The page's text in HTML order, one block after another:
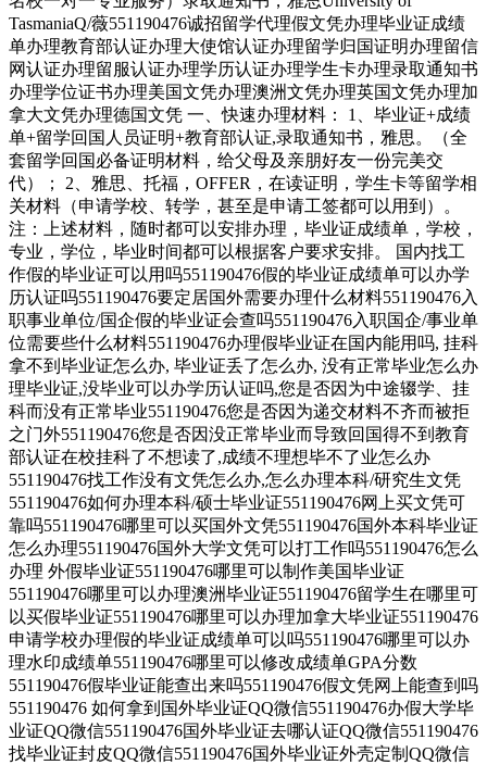
TasmaniaQ/薇551190476诚招留学代理假文凭办理毕业证成绩
单办理教育部认证办理大使馆认证办理留学归国证明办理留信
网认证办理留服认证办理学历认证办理学生卡办理录取通知书
办理学位证书办理美国文凭办理澳洲文凭办理英国文凭办理加
拿大文凭办理德国文凭 一、快速办理材料： 1、毕业证+成绩
单+留学回国人员证明+教育部认证,录取通知书，雅思。（全
套留学回国必备证明材料，给父母及亲朋好友一份完美交
代）； 2、雅思、托福，OFFER，在读证明，学生卡等留学相
关材料（申请学校、转学，甚至是申请工签都可以用到）。
注：上述材料，随时都可以安排办理，毕业证成绩单，学校，
专业，学位，毕业时间都可以根据客户要求安排。 国内找工
作假的毕业证可以用吗551190476假的毕业证成绩单可以办学
历认证吗551190476要定居国外需要办理什么材料551190476入
职事业单位/国企假的毕业证会查吗551190476入职国企/事业单
位需要些什么材料551190476办理假毕业证在国内能用吗, 挂科
拿不到毕业证怎么办, 毕业证丢了怎么办, 没有正常毕业怎么办
理毕业证,没毕业可以办学历认证吗,您是否因为中途辍学、挂
科而没有正常毕业551190476您是否因为递交材料不齐而被拒
之门外551190476您是否因没正常毕业而导致回国得不到教育
部认证在校挂科了不想读了,成绩不理想毕不了业怎么办
551190476找工作没有文凭怎么办,怎么办理本科/研究生文凭
551190476如何办理本科/硕士毕业证551190476网上买文凭可
靠吗551190476哪里可以买国外文凭551190476国外本科毕业证
怎么办理551190476国外大学文凭可以打工作吗551190476怎么
办理 外假毕业证551190476哪里可以制作美国毕业证
551190476哪里可以办理澳洲毕业证551190476留学生在哪里可
以买假毕业证551190476哪里可以办理加拿大毕业证551190476
申请学校办理假的毕业证成绩单可以吗551190476哪里可以办
理水印成绩单551190476哪里可以修改成绩单GPA分数
551190476假毕业证能查出来吗551190476假文凭网上能查到吗
551190476 如何拿到国外毕业证QQ微信551190476办假大学毕
业证QQ微信551190476国外毕业证去哪认证QQ微信551190476
找毕业证封皮QQ微信551190476国外毕业证外壳定制QQ微信